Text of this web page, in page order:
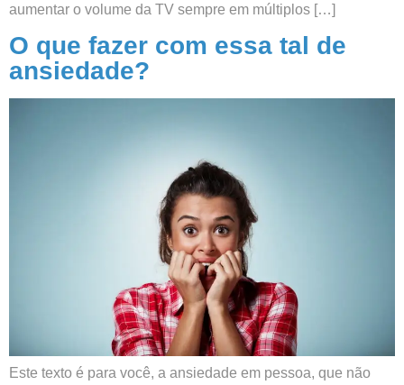
aumentar o volume da TV sempre em múltiplos […]
O que fazer com essa tal de
ansiedade?
Este texto é para você, a ansiedade em pessoa, que não